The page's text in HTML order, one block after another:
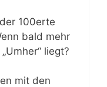
100erte
bald mehr
liegt?
mit den